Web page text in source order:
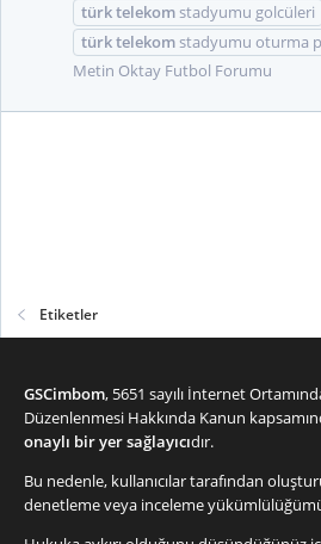
türktelekomstadyumu golcüleri
türktelekomstadyumu oturma
Metin Oktay Futbol Forumu
Etiketler
GSCimbom, 5651 sayılı İnternet
Düzenlenmesi Hakkında Kanun
onaylı bir yer sağlayıcıdır.
Bu nedenle, kullanıcılar tarafından
denetleme veya inceleme